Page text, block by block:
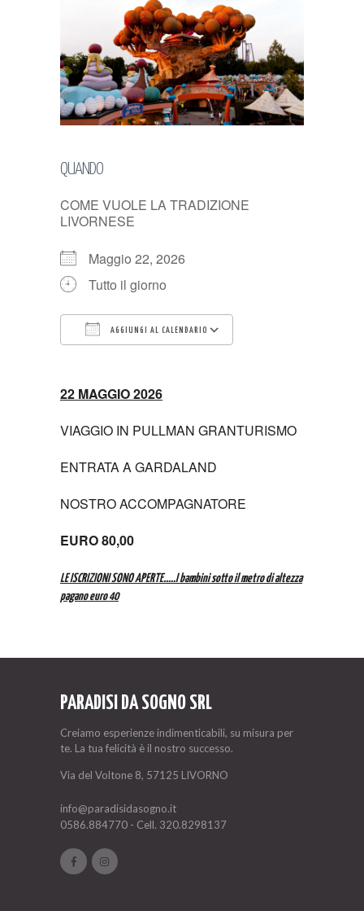
QUANDO
COME VUOLE LA TRADIZIONE
LIVORNESE
Maggio 22, 2026
Tutto il giorno
AGGIUNGI AL CALENDARIO
22 MAGGIO 2026
VIAGGIO IN PULLMAN GRANTURISMO
ENTRATA A GARDALAND
NOSTRO ACCOMPAGNATORE
EURO 80,00
LE ISCRIZIONI SONO APERTE…..I bambini sotto il metro di altezza
pagano euro 40
PARADISI DA SOGNO SRL
Creiamo esperienze indimenticabili, su misura per
te. La tua felicità è il nostro successo.
Via del Voltone 8, 57125 LIVORNO
info@paradisidasogno.it
0586.884770 - Cell. 320.8298137